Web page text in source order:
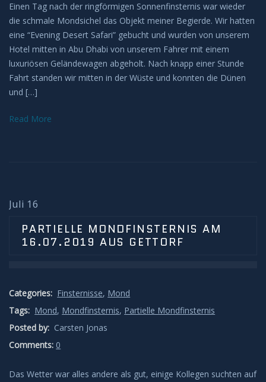
Mondhalos
Polarlicht
Regenbögen
Wolken
Lenticularis
Zodiakallicht
Milchstraße
Einen Tag nach der ringförmigen Sonnenfinsternis war wieder
die schmale Mondsichel das Objekt meiner Begierde. Wir hatten
eine “Evening Desert Safari” gebucht und wurden von unserem
Hotel mitten in Abu Dhabi von unserem Fahrer mit einem
luxuriösen Geländewagen abgeholt. Nach knapp einer Stunde
Fahrt standen wir mitten in der Wüste und konnten die Dünen
und […]
Read More
Juli 16
PARTIELLE MONDFINSTERNIS AM
16.07.2019 AUS GETTORF
Categories: Finsternisse, Mond
Tags: Mond, Mondfinsternis, Partielle Mondfinsternis
Posted by: Carsten Jonas
Comments: 0
Das Wetter war alles andere als gut, einige Kollegen suchten auf